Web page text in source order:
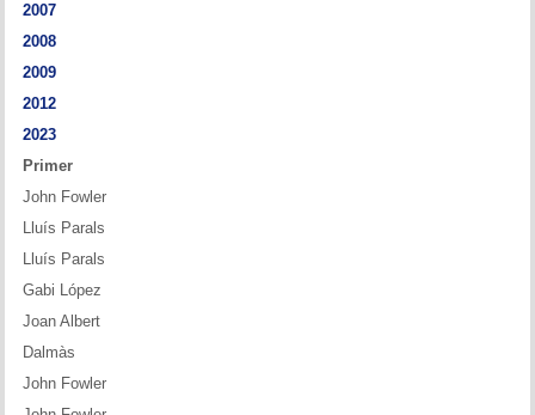
Altres tornejos
2007
2008
2009
2012
2023
Primer
John Fowler
Lluís Parals
Lluís Parals
Gabi López
Joan Albert
Dalmàs
John Fowler